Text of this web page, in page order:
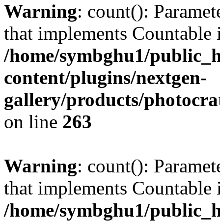
Warning: count():
that implements Countable
/home/symbghu1/
content/plugins/nextgen-
gallery/products/
on line 263
Warning: count():
that implements Countable
/home/symbghu1/